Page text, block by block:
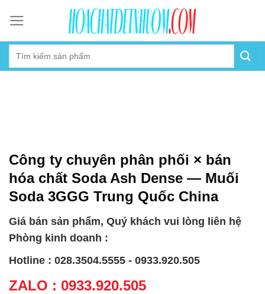
content
Công ty chuyên phân phối × bán
hóa chất Soda Ash Dense — Muối
Soda 3GGG Trung Quốc China
Giá bán sản phẩm, Quý khách vui lòng liên hệ
Phòng kinh doanh :
Hotline : 028.3504.5555 - 0933.920.505
ZALO : 0933.920.505